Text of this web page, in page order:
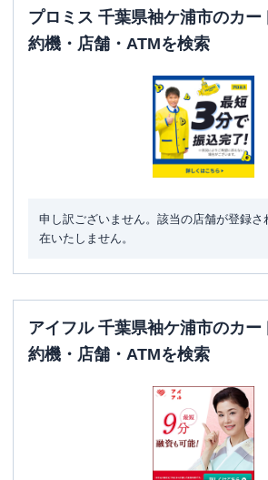
ATM営業時間
平日：-
土曜
：-
日祝：-
✕
〇
千葉県袖ケ浦市神納1
プロミス 千葉県袖ケ浦市のカー
約機・店舗・ATMを検索
申し訳ございません。該当の店舗が登録さ
在いたしません。
アイフル 千葉県袖ケ浦市のカー
約機・店舗・ATMを検索